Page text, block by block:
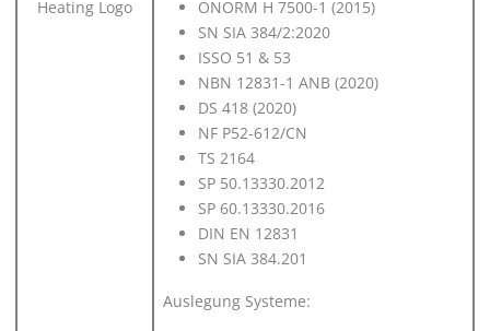
ÖNORM H 7500-1 (2015)
SN SIA 384/2:2020
ISSO 51 & 53
NBN 12831-1 ANB (2020)
DS 418 (2020)
NF P52-612/CN
TS 2164
SP 50.13330.2012
SP 60.13330.2016
DIN EN 12831
SN SIA 384.201
Auslegung Systeme: